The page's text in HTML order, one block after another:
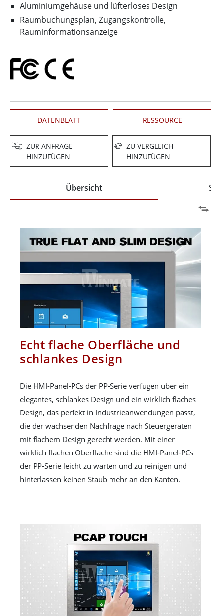
Aluminiumgehäuse und lüfterloses Design
Raumbuchungsplan, Zugangskontrolle,
Rauminformationsanzeige
DATENBLATT RESSOURCE
ZUR ANFRAGE
HINZUFÜGEN
ZU VERGLEICH
HINZUFÜGEN
Übersicht
Echt flache Oberfläche und
schlankes Design
Die HMI-Panel-PCs der PP-Serie verfügen über ein
elegantes, schlankes Design und ein wirklich flaches
Design, das perfekt in Industrieanwendungen passt,
die der wachsenden Nachfrage nach Steuergeräten
mit flachem Design gerecht werden. Mit einer
wirklich flachen Oberfläche sind die HMI-Panel-PCs
der PP-Serie leicht zu warten und zu reinigen und
hinterlassen keinen Staub mehr an den Kanten.